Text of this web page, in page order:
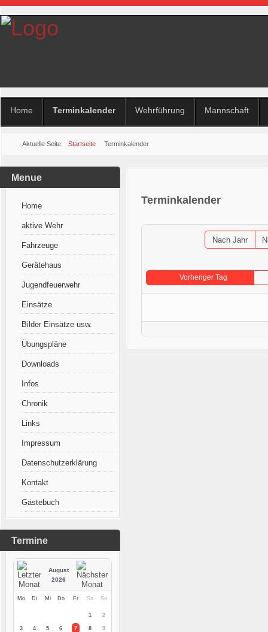
Home Terminkalender Wehrführung Mannschaft
Aktuelle Seite: Startseite Terminkalender
Menue
Home
aktive Wehr
Fahrzeuge
Gerätehaus
Jugendfeuerwehr
Einsätze
Bilder Einsätze usw.
Übungspläne
Downloads
Infos
Chronik
Links
Impressum
Datenschutzerklärung
Kontakt
Gästebuch
Termine
August
2026
Mo Di Mi Do Fr Sa So
1 2
3 4 5 6 7 8 9
Terminkalender
Nach Jahr
Vorheriger Tag